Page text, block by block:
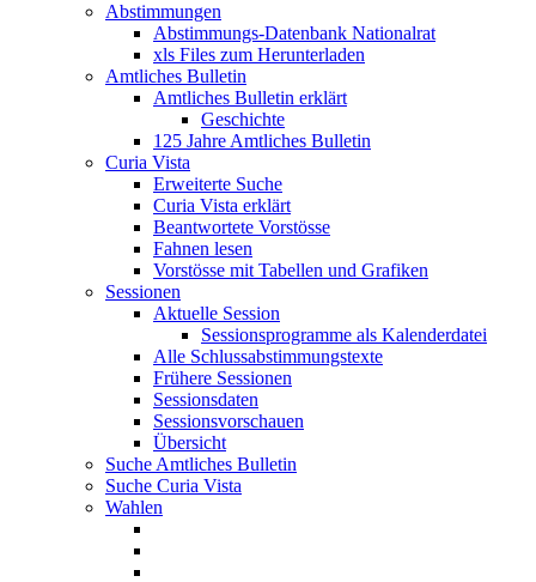
Abstimmungen
Abstimmungs-Datenbank Nationalrat
xls Files zum Herunterladen
Amtliches Bulletin
Amtliches Bulletin erklärt
Geschichte
125 Jahre Amtliches Bulletin
Curia Vista
Erweiterte Suche
Curia Vista erklärt
Beantwortete Vorstösse
Fahnen lesen
Vorstösse mit Tabellen und Grafiken
Sessionen
Aktuelle Session
Sessionsprogramme als Kalenderdatei
Alle Schlussabstimmungstexte
Frühere Sessionen
Sessionsdaten
Sessionsvorschauen
Übersicht
Suche Amtliches Bulletin
Suche Curia Vista
Wahlen